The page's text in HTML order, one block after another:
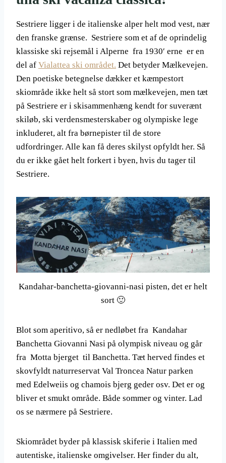
Sestriere ligger i de italienske alper helt mod vest, nær
den franske grænse. Sestriere som et af de oprindelig
klassiske ski rejsemål i Alperne fra 1930′ erne er en
del af Vialattea ski området. Det betyder Mælkevejen.
Den poetiske betegnelse dækker et kæmpestort
skiområde ikke helt så stort som mælkevejen, men tæt
på Sestriere er i skisammenhæng kendt for suverænt
skiløb, ski verdensmesterskaber og olympiske lege
inkluderet, alt fra børnepister til de store
udfordringer. Alle kan få deres skilyst opfyldt her. Så
du er ikke gået helt forkert i byen, hvis du tager til
Sestriere.
Kandahar-banchetta-giovanni-nasi pisten, det er helt
sort 🙂
Blot som aperitivo, så er nedløbet fra Kandahar
Banchetta Giovanni Nasi på olympisk niveau og går
fra Motta bjerget til Banchetta. Tæt herved findes et
skovfyldt naturreservat Val Troncea Natur parken
med Edelweiis og chamois bjerg geder osv. Det er og
bliver et smukt område. Både sommer og vinter. Lad
os se nærmere på Sestriere.
Skiområdet byder på klassisk skiferie i Italien med
autentiske, italienske omgivelser. Her finder du alt,